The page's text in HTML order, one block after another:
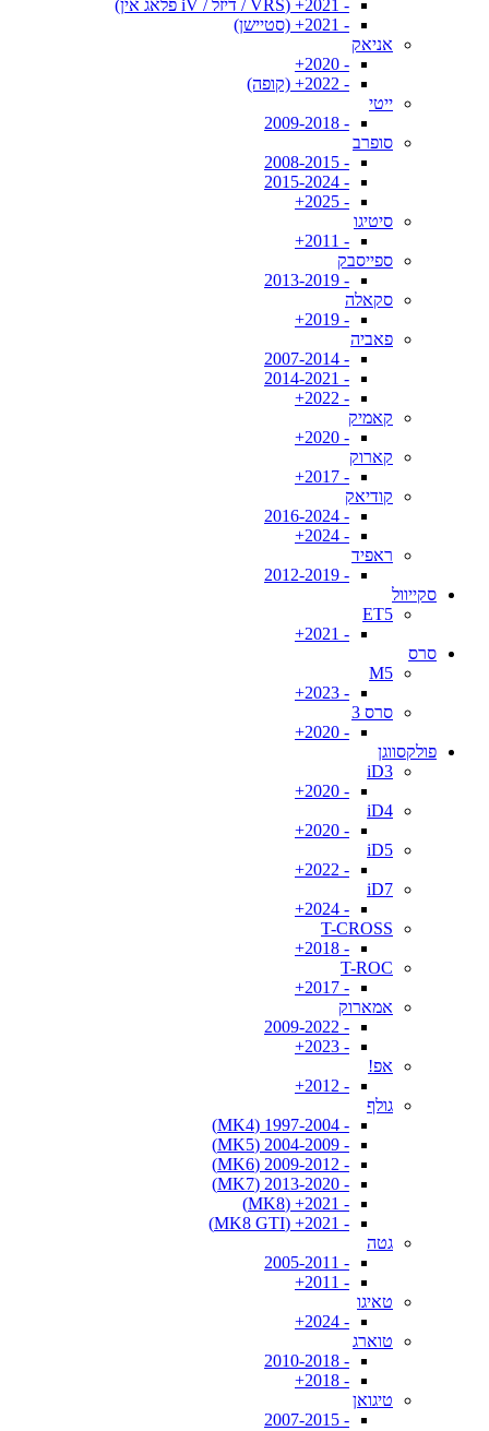
- 2021+ (VRS / דיזל / iV פלאג אין)
- 2021+ (סטיישן)
אניאק
- 2020+
- 2022+ (קופה)
ייטי
- 2009-2018
סופרב
- 2008-2015
- 2015-2024
- 2025+
סיטיגו
- 2011+
ספייסבק
- 2013-2019
סקאלה
- 2019+
פאביה
- 2007-2014
- 2014-2021
- 2022+
קאמיק
- 2020+
קארוק
- 2017+
קודיאק
- 2016-2024
- 2024+
ראפיד
- 2012-2019
סקייוול
ET5
- 2021+
סרס
M5
- 2023+
סרס 3
- 2020+
פולקסווגן
iD3
- 2020+
iD4
- 2020+
iD5
- 2022+
iD7
- 2024+
T-CROSS
- 2018+
T-ROC
- 2017+
אמארוק
- 2009-2022
- 2023+
אפ!
- 2012+
גולף
- 1997-2004 (MK4)
- 2004-2009 (MK5)
- 2009-2012 (MK6)
- 2013-2020 (MK7)
- 2021+ (MK8)
- 2021+ (MK8 GTI)
גטה
- 2005-2011
- 2011+
טאיגו
- 2024+
טוארג
- 2010-2018
- 2018+
טיגואן
- 2007-2015